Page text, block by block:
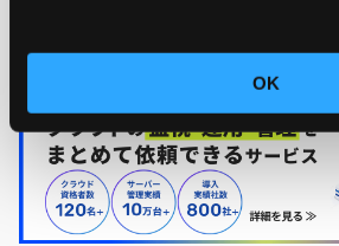
OK
ーバー運用監視実績50,000台の実績をも
監視に役立つ情報をお届けします！